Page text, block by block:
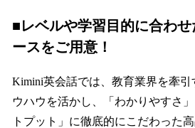
■レベルや学習目的に合わせ
ースをご用意！
Kimini英会話では、教育業界を牽引
ウハウを活かし、「わかりやすさ
トプット」に徹底的にこだわった